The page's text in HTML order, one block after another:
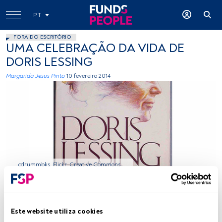
Este website utiliza cookies
PT
FORA DO ESCRITÓRIO
UMA CELEBRAÇÃO DA VIDA DE
DORIS LESSING
Margarida Jesus Pinto 10 fevereiro 2014
cdrummbks, Flickr, Creative Commons